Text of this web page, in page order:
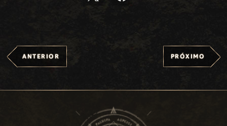
ANTERIOR PRÓXIMO